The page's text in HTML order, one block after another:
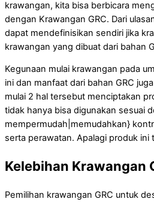
krawangan, kita bisa berbicara
dengan Krawangan GRC. Dari
dapat mendefinisikan sendiri jika
krawangan yang dibuat dari bahan
Kegunaan mulai krawangan pada
ini dan manfaat dari bahan GRC
mulai 2 hal tersebut menciptakan
tidak hanya bisa digunakan sesuai
mempermudah|memudahkan}
serta perawatan. Apalagi produk ini
Kelebihan Krawangan
Pemilihan krawangan GRC untuk